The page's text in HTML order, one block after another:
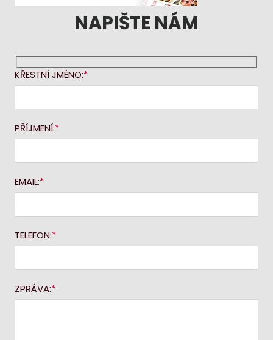
NAPIŠTE NÁM
KŘESTNÍ JMÉNO:
PŘÍJMENÍ:
EMAIL:
TELEFON:
ZPRÁVA: